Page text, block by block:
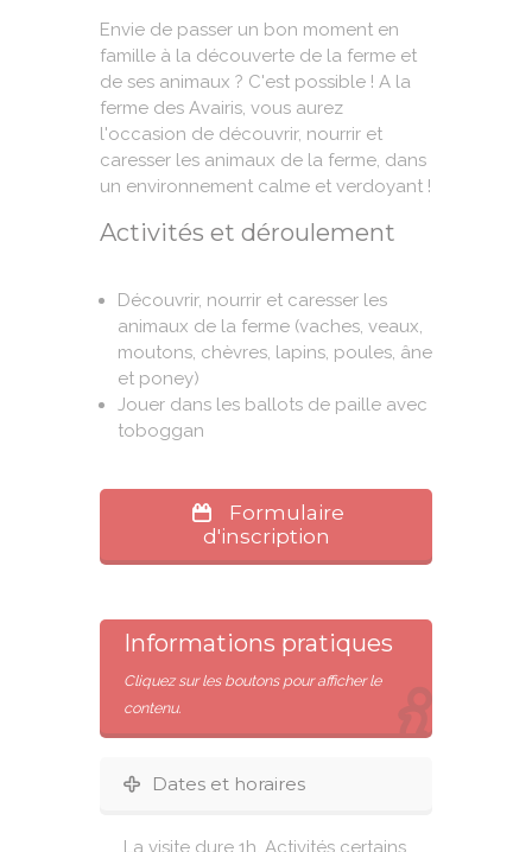
Envie de passer un bon moment en
famille à la découverte de la ferme et
de ses animaux ? C'est possible ! A la
ferme des Avairis, vous aurez
l'occasion de découvrir, nourrir et
caresser les animaux de la ferme, dans
un environnement calme et verdoyant !
Activités et déroulement
Découvrir, nourrir et caresser les
animaux de la ferme (vaches, veaux,
moutons, chèvres, lapins, poules, âne
et poney)
Jouer dans les ballots de paille avec
toboggan
Formulaire
d'inscription
Informations pratiques
Cliquez sur les boutons pour afficher le
contenu.
Dates et horaires
La visite dure 1h. Activités certains